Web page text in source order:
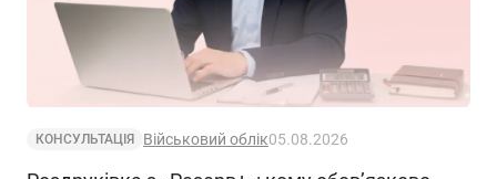
КОНСУЛЬТАЦІЯ Військовий облік05.08.2026